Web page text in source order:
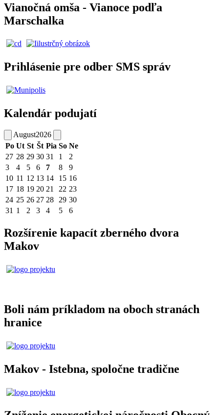
Vianočná omša - Vianoce podľa
Marschalka
Prihlásenie pre odber SMS správ
Kalendár podujatí
August2026
Po Ut St Št Pia So Ne
27 28 29 30 31 1
2
3
4 5 6 7 8
9
10 11 12 13 14 15 16
17 18 19 20 21 22 23
24 25 26 27 28 29 30
31 1 2 3 4 5 6
Rozšírenie kapacít zberného dvora
Makov
Boli nám príkladom na oboch stranách
hranice
Makov - Istebna, spoločne tradične